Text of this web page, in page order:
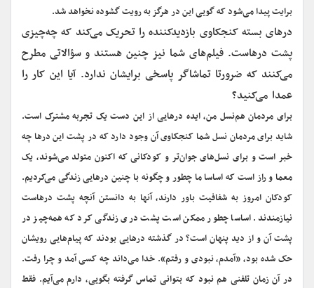
برایت پیدا می‌شود که گویی این در هرگز به رویت گشوده نخواهد شد.
‌در‌های بسته کنجکاوی بازدید‌کننده را تحریک می‌کند که چه‌چیزی
پشت در‌هاست. فیلم‌های شما نیز چنین هستند و سؤالاتی مطرح
می‌کنند که ضرورتا تماشاگر پاسخی برایشان ندارد. آیا این کار را
عمدا می‌کنید؟
برای مردمان هم‌نسل من، ایده در‌هایی از این دست یک تجربه مشترک است.
شاید برای مردمان نسل شما کنجکاوی آن وجود دارد که در پشت این در‌ها چه
خبر است و برای نسل‌های جوان‌تر و کودکانی که اکنون متولد می‌شوند، یک
معما و راز است که اساسا ما چطور و چگونه با چنین در‌هایی زندگی می‌کردیم.
کودکان امروز به شفافیت باور دارند، آنها به دانستن آنچه پشت در‌هاست
نیازمندند. اساسا چطور ممکن است پشت دری زندگی کرد که همه‌چیز در
پشت آن و از دید پنهان است؟ در گذشته درهایی بودند که پیام‌هایی رویشان
حک شده بود، «آمدم، نبودی و رفتم». خدا می‌داند چه کسی آمد و چرا رفت.
در آن زمان تلفنی هم نبود که بتوانی تماس گرفته بگویی، دارم می‌آیم. فقط